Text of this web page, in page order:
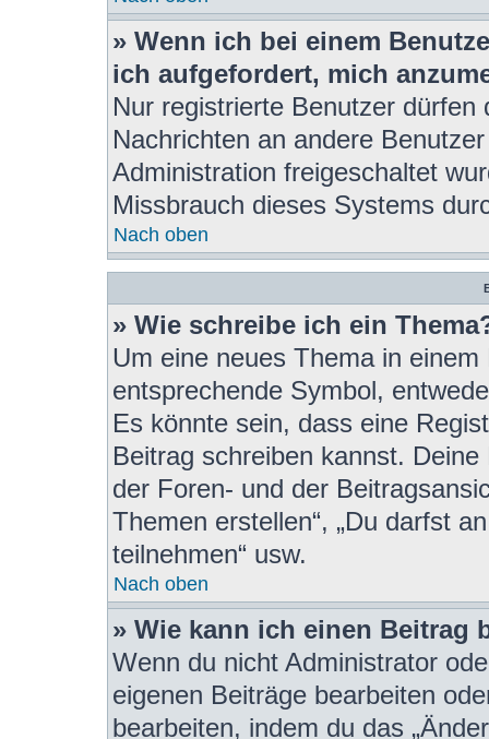
» Wenn ich bei einem
ich aufgefordert, mich
Nur registrierte Benutzer
Nachrichten an andere
Administration freigeschaltet
Missbrauch dieses Systems
Nach oben
» Wie schreibe ich ein
Um eine neues Thema in
entsprechende Symbol,
Es könnte sein, dass eine
Beitrag schreiben kannst.
der Foren- und der
Themen erstellen“, „Du darfst
teilnehmen“ usw.
Nach oben
» Wie kann ich einen Beitrag
Wenn du nicht Administrator
eigenen Beiträge bearbeiten
bearbeiten, indem du das